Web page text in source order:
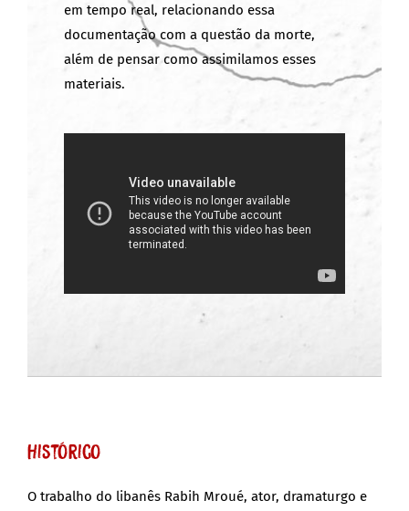
em tempo real, relacionando essa
documentação com a questão da morte,
além de pensar como assimilamos esses
materiais.
Histórico
O trabalho do libanês Rabih Mroué, ator, dramaturgo e